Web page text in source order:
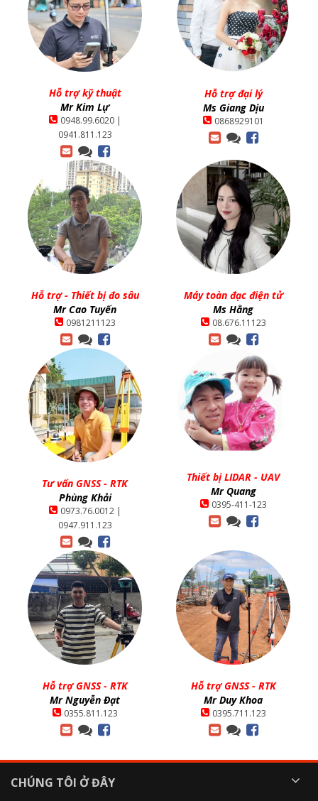
Hỗ trợ kỹ thuật
Mr Kim Lự
0948.99.6020 |
0941.811.123
Hỗ trợ đại lý
Ms Giang Dịu
0868929101
Hỗ trợ - Thiết bị đo sâu
Mr Cao Tuyến
0981211123
Máy toàn đạc điện tử
Ms Hằng
08.676.11123
Tư vấn GNSS - RTK
Phùng Khải
0973.76.0012 |
0947.911.123
Thiết bị LIDAR - UAV
Mr Quang
0395-411-123
Hỗ trợ GNSS - RTK
Mr Nguyễn Đạt
0355.811.123
Hỗ trợ GNSS - RTK
Mr Duy Khoa
0395.711.123
CHÚNG TÔI Ở ĐÂY